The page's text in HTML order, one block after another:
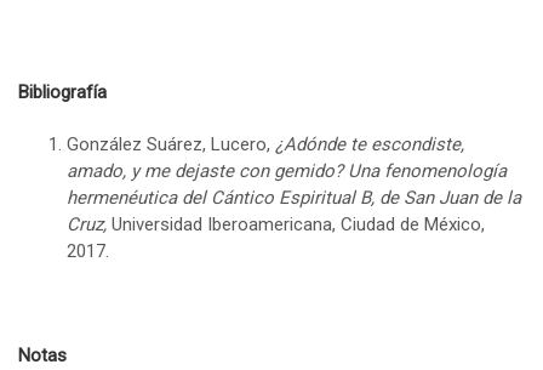
Bibliografía
González Suárez, Lucero, ¿Adónde te escondiste,
amado, y me dejaste con gemido? Una fenomenología
hermenéutica del Cántico Espiritual B, de San Juan de la
Cruz, Universidad Iberoamericana, Ciudad de México,
2017.
Notas